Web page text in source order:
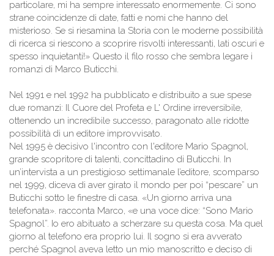
particolare, mi ha sempre interessato enormemente. Ci sono
strane coincidenze di date, fatti e nomi che hanno del
misterioso. Se si riesamina la Storia con le moderne possibilità
di ricerca si riescono a scoprire risvolti interessanti, lati oscuri e
spesso inquietanti!» Questo il filo rosso che sembra legare i
romanzi di Marco Buticchi.
Nel 1991 e nel 1992 ha pubblicato e distribuito a sue spese
due romanzi: Il Cuore del Profeta e L' Ordine irreversibile,
ottenendo un incredibile successo, paragonato alle ridotte
possibilità di un editore improvvisato.
Nel 1995 è decisivo l'incontro con l'editore Mario Spagnol,
grande scopritore di talenti, concittadino di Buticchi. In
un’intervista a un prestigioso settimanale l’editore, scomparso
nel 1999, diceva di aver girato il mondo per poi “pescare” un
Buticchi sotto le finestre di casa. «Un giorno arriva una
telefonata». racconta Marco, «e una voce dice: “Sono Mario
Spagnol”. Io ero abituato a scherzare su questa cosa. Ma quel
giorno al telefono era proprio lui. Il sogno si era avverato
perché Spagnol aveva letto un mio manoscritto e deciso di